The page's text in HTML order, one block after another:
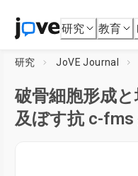
研究 教育
研究 JoVE Journal
破骨細胞形成
及ぼす抗 c-fms